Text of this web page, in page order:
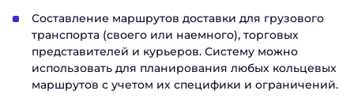
Составление маршрутов доставки для грузового
транспорта (своего или наемного), торговых
представителей и курьеров. Систему можно
использовать для планирования любых кольцевых
маршрутов с учетом их специфики и ограничений.